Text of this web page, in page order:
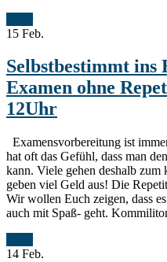
15 Feb.
Selbstbestimmt ins
Examen ohne
12Uhr
Examensvorbereitung ist
hat oft das Gefühl, dass man
kann. Viele gehen deshalb
geben viel Geld aus! Die
Wir wollen Euch zeigen, dass
auch mit Spaß- geht.
14 Feb.